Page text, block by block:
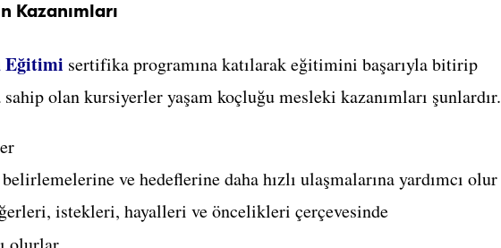
Kazanımları
Eğitimi sertifika programına katılarak eğitimini başarıyla bitirip
olan kursiyerler yaşam koçluğu mesleki kazanımları şunlardır.
ve hedeflerine daha hızlı ulaşmalarına yardımcı olur
istekleri, hayalleri ve öncelikleri çerçevesinde